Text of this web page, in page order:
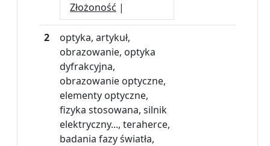
Złożoność |
2
optyka, artykuł,
obrazowanie, optyka
dyfrakcyjna,
obrazowanie optyczne,
elementy optyczne,
fizyka stosowana, silnik
elektryczny..., teraherce,
badania fazy światła,